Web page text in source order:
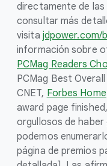
directamente de las
consultar más
visita jdpower.com/
información sobre
PCMag Readers
PCMag Best Overall
CNET, Forbes Home
award page
orgullosos de
podemos
página de premios